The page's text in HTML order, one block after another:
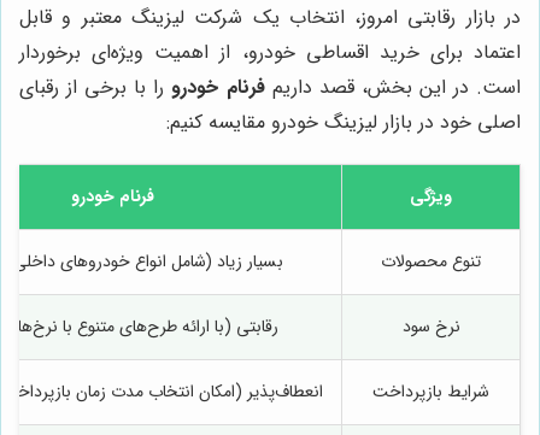
در بازار رقابتی امروز، انتخاب یک شرکت لیزینگ معتبر و قابل
اعتماد برای خرید اقساطی خودرو، از اهمیت ویژه‌ای برخوردار
است. در این بخش، قصد داریمفرنام خودرو را با برخی از رقبای
اصلی خود در بازار لیزینگ خودرو مقایسه کنیم:
ویژگی فرنام خودرو
تنوع محصولات بسیار زیاد (شامل انواع خودروهای
نرخ سود رقابتی (با ارائه طرح‌های متنوع با
شرایط بازپرداخت انعطاف‌پذیر (امکان انتخاب مدت زمان